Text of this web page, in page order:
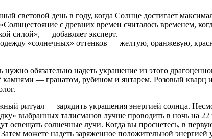
световой день в году, когда Солнце достигает
с древних времен считалось временем,
силой», — добавляет эксперт.
одежду «солнечных» оттенков — желтую, оранжевую,
обязательно надеть украшение из этого
камнями — гранатом, рубином и янтарем. Розовый
ритуал — зарядить украшения энергией солнца.
выбранных талисманов лучше проводить в ночь на
освещать солнечные лучи. Когда вы проснетесь, в
можете надеть заряженное положительной